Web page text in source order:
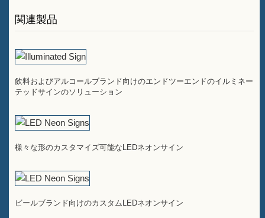
関連製品
飲料およびアルコールブランド向けのエンドツーエンドのイルミネー
テッドサインのソリューション
様々な形のカスタマイズ可能なLEDネオンサイン
ビールブランド向けのカスタムLEDネオンサイン